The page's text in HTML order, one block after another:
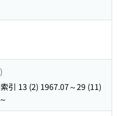
引 13 (2) 1967.07～29 (11)